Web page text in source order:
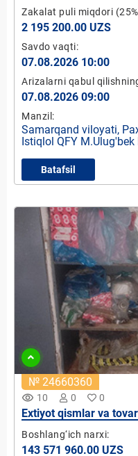
Zakalat puli miqdori
2 195 200.00 UZS
Savdo vaqti:
07.08.2026 10:00
Arizalarni qabul
07.08.2026 09:00
Manzil:
Samarqand viloyati,
Istiqlol QFY
Batafsil
remove_red_eye 10 0 0
№ 24660360
Extiyot qismlar va
Boshlang‘ich narxi:
143 571 960.00 UZS